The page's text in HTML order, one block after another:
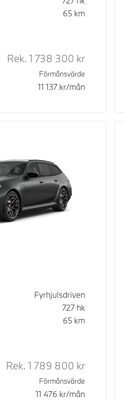
65 km
Rek. ord pris
Rek.1 738 300 kr
Förmånsvärde
11 137 kr/mån
Fyrhjulsdriven
727 hk
65 km
Rek. ord pris
Rek.1 789 800 kr
Förmånsvärde
11 476 kr/mån